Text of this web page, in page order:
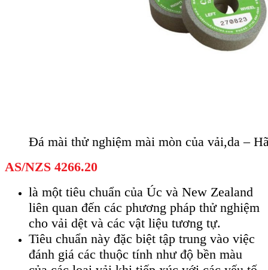
Đá mài thử nghiệm mài mòn của vải,da –
AS/NZS 4266.20
là một tiêu chuẩn của Úc và New Zealand
liên quan đến các phương pháp thử nghiệm
cho vải dệt và các vật liệu tương tự.
Tiêu chuẩn này đặc biệt tập trung vào việc
đánh giá các thuộc tính như độ bền màu